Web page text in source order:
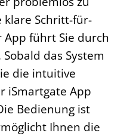
klare Schritt-für-
führt Sie durch
das System
die intuitive
iSmartgate App
Bedienung ist
Ihnen die